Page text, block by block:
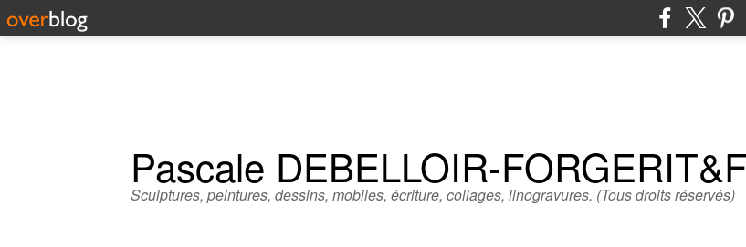
Pascale DEBELLOIR-
Sculptures, peintures, dessins, mobiles, écriture, collages, linogravures. (Tous droits réservés)